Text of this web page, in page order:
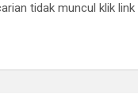
tidak muncul klik link